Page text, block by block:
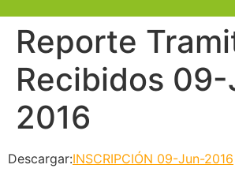
Reporte
Recibidos
2016
Descargar:INSCRIPCIÓN 09-Jun-2016